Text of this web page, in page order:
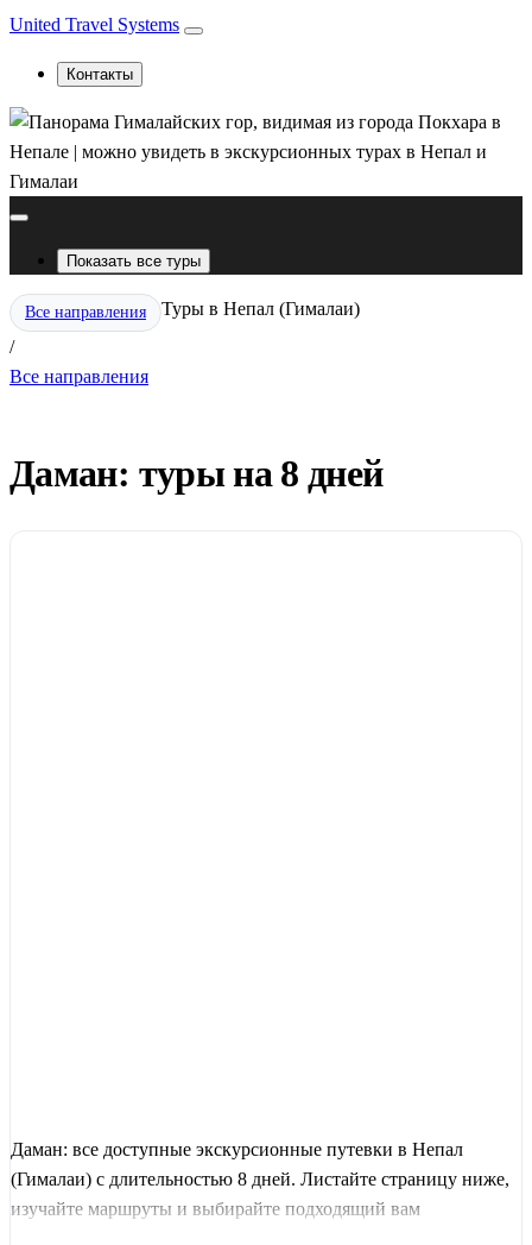
United Travel Systems
Контакты
Показать все туры
Все направления
/
Туры в Непал (Гималаи)
Все направления
Даман: туры на 8 дней
Даман: все доступные экскурсионные путевки в Непал
(Гималаи) с длительностью 8 дней. Листайте страницу ниже,
изучайте маршруты и выбирайте подходящий вам